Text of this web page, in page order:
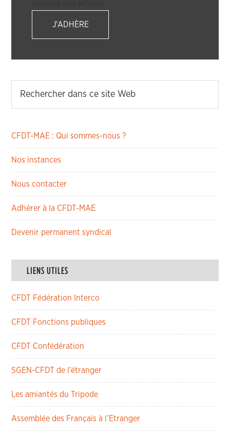
J'ADHÈRE
CFDT-MAE : Qui sommes-nous ?
Nos instances
Nous contacter
Adhérer à la CFDT-MAE
Devenir permanent syndical
LIENS UTILES
CFDT Fédération Interco
CFDT Fonctions publiques
CFDT Confédération
SGEN-CFDT de l’étranger
Les amiantés du Tripode
Assemblée des Français à l’Etranger